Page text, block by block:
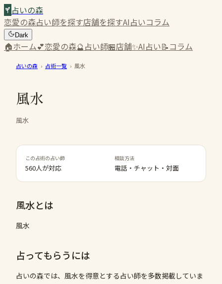
占いの森
恋愛の森占い師を探す店舗を探すAI占いコラム
Dark
🏠ホーム💕恋愛の森🔮占い師🏪店舗✨AI占い📝コラム
占いの森 › 占術一覧 › 風水
風水
風水
この占術の占い師
560人が対応
相談方法
電話・チャット・対面
風水とは
風水
占ってもらうには
占いの森では、 風水を得意とする占い師を多数掲載していま